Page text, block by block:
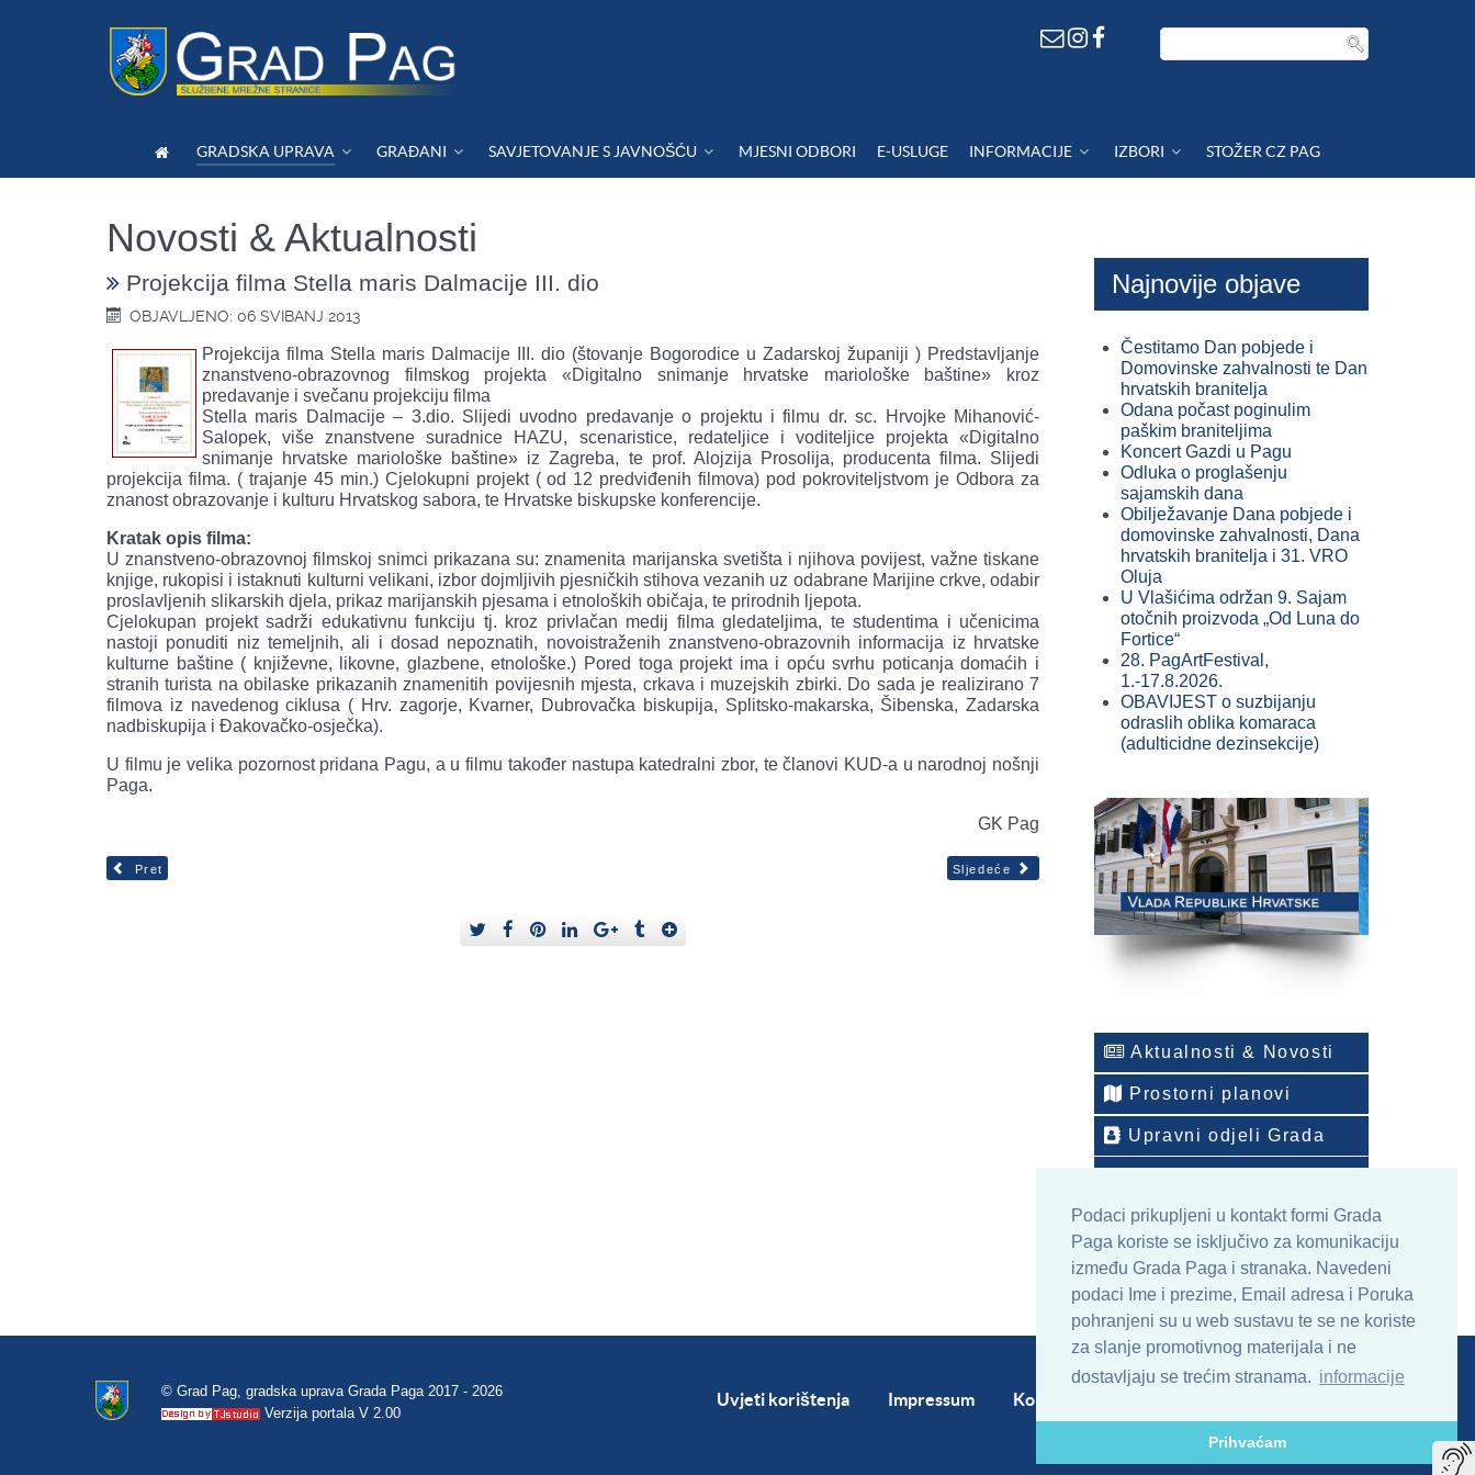
Podaci prikupljeni u kontakt formi Grada
Paga koriste se isključivo za komunikaciju
između Grada Paga i stranaka. Navedeni
podaci Ime i prezime, Email adresa i Poruka
pohranjeni su u web sustavu te se ne koriste
za slanje promotivnog materijala i ne
dostavljaju se trećim stranama. informacije
Prihvaćam
GRADSKA UPRAVA GRAĐANI SAVJETOVANJE S JAVNOŠĆU MJESNI ODBORI E-USLUGE INFORMACIJE IZBORI STOŽER CZ PAG
Novosti & Aktualnosti
Projekcija filma Stella maris Dalmacije III. dio
OBJAVLJENO: 06 SVIBANJ 2013
Projekcija filma Stella maris Dalmacije III. dio (štovanje Bogorodice u Zadarskoj županiji ) Predstavljanje
znanstveno-obrazovnog filmskog projekta «Digitalno snimanje hrvatske mariološke baštine» kroz
predavanje i svečanu projekciju filma
Stella maris Dalmacije – 3.dio. Slijedi uvodno predavanje o projektu i filmu dr. sc. Hrvojke Mihanović-
Salopek, više znanstvene suradnice HAZU, scenaristice, redateljice i voditeljice projekta «Digitalno
snimanje hrvatske mariološke baštine» iz Zagreba, te prof. Alojzija Prosolija, producenta filma. Slijedi
projekcija filma. ( trajanje 45 min.) Cjelokupni projekt ( od 12 predviđenih filmova) pod pokroviteljstvom je Odbora za
znanost obrazovanje i kulturu Hrvatskog sabora, te Hrvatske biskupske konferencije.
Kratak opis filma:
U znanstveno-obrazovnoj filmskoj snimci prikazana su: znamenita marijanska svetišta i njihova povijest, važne tiskane
knjige, rukopisi i istaknuti kulturni velikani, izbor dojmljivih pjesničkih stihova vezanih uz odabrane Marijine crkve, odabir
proslavljenih slikarskih djela, prikaz marijanskih pjesama i etnoloških običaja, te prirodnih ljepota.
Cjelokupan projekt sadrži edukativnu funkciju tj. kroz privlačan medij filma gledateljima, te studentima i učenicima
nastoji ponuditi niz temeljnih, ali i dosad nepoznatih, novoistraženih znanstveno-obrazovnih informacija iz hrvatske
kulturne baštine ( književne, likovne, glazbene, etnološke.) Pored toga projekt ima i opću svrhu poticanja domaćih i
stranih turista na obilaske prikazanih znamenitih povijesnih mjesta, crkava i muzejskih zbirki. Do sada je realizirano 7
filmova iz navedenog ciklusa ( Hrv. zagorje, Kvarner, Dubrovačka biskupija, Splitsko-makarska, Šibenska, Zadarska
nadbiskupija i Đakovačko-osječka).
U filmu je velika pozornost pridana Pagu, a u filmu također nastupa katedralni zbor, te članovi KUD-a u narodnoj nošnji
Paga.
GK Pag
Pret Sljedeće
Najnovije objave
Čestitamo Dan pobjede i
Domovinske zahvalnosti te Dan
hrvatskih branitelja
Odana počast poginulim
paškim braniteljima
Koncert Gazdi u Pagu
Odluka o proglašenju
sajamskih dana
Obilježavanje Dana pobjede i
domovinske zahvalnosti, Dana
hrvatskih branitelja i 31. VRO
Oluja
U Vlašićima održan 9. Sajam
otočnih proizvoda „Od Luna do
Fortice“
28. PagArtFestival,
1.-17.8.2026.
OBAVIJEST o suzbijanju
odraslih oblika komaraca
(adulticidne dezinsekcije)
Aktualnosti & Novosti
Prostorni planovi
Upravni odjeli Grada
ONLINE arhiv sadržaja
© Grad Pag, gradska uprava Grada Paga 2017 - 2026
Verzija portala V 2.00
Uvjeti korištenja Impressum Kontakt